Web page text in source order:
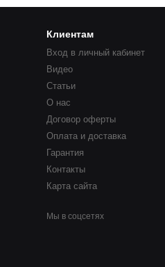
Клиентам
Вход в личный кабинет
Видео
Статьи
О нас
Договор оферты
Оплата и доставка
Гарантия
Контакты
Карта сайта
Мы в соцсетях